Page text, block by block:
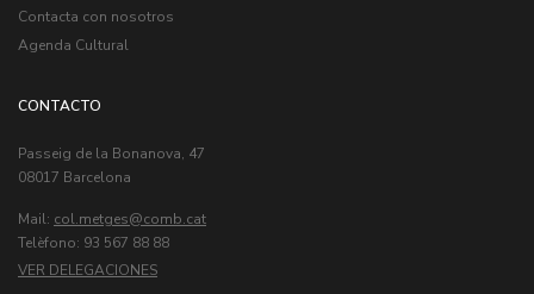
Contacta con nosotros
Agenda Cultural
CONTACTO
Passeig de la Bonanova, 47
08017 Barcelona
Mail: col.metges
Telèfono: 93 567 88 88
VER DELEGACIONES